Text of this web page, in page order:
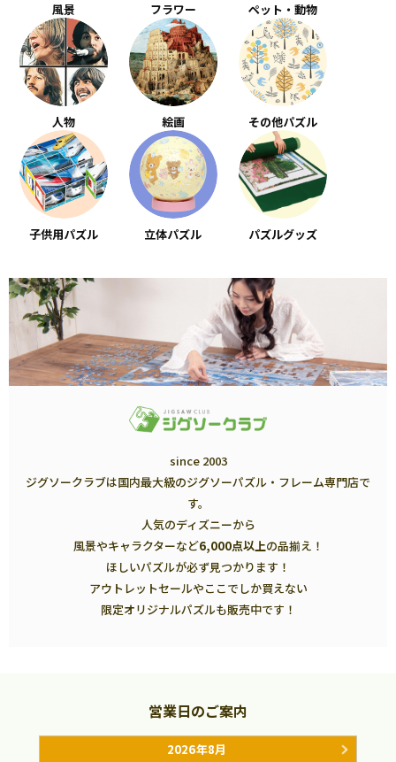
風景 フラワー ペット・動物
人物 絵画 その他パズル
子供用パズル 立体パズル パズルグッズ
since 2003
ジグソークラブは国内最大級のジグソーパズル・フレーム専門店で
す。
人気のディズニーから
風景やキャラクターなど6,000点以上の品揃え！
ほしいパズルが必ず見つかります！
アウトレットセールやここでしか買えない
限定オリジナルパズルも販売中です！
営業日のご案内
2026年8月